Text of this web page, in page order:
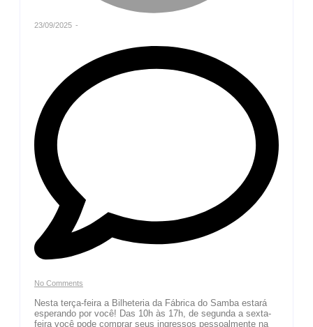
23/09/2025 -
No Comments
Nesta terça-feira a Bilheteria da Fábrica do Samba estará
esperando por você! Das 10h às 17h, de segunda a sexta-
feira você pode comprar seus ingressos pessoalmente na